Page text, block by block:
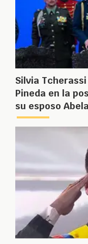
Silvia
Pineda en la
su esposo